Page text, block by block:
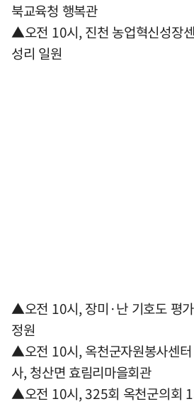
북교육청 행복관
▲오전 10시, 진천 농업혁신성장
성리 일원
▲오전 10시, 장미·난 기호도 평
정원
▲오전 10시, 옥천군자원봉사센
사, 청산면 효림리마을회관
▲오전 10시, 325회 옥천군의회